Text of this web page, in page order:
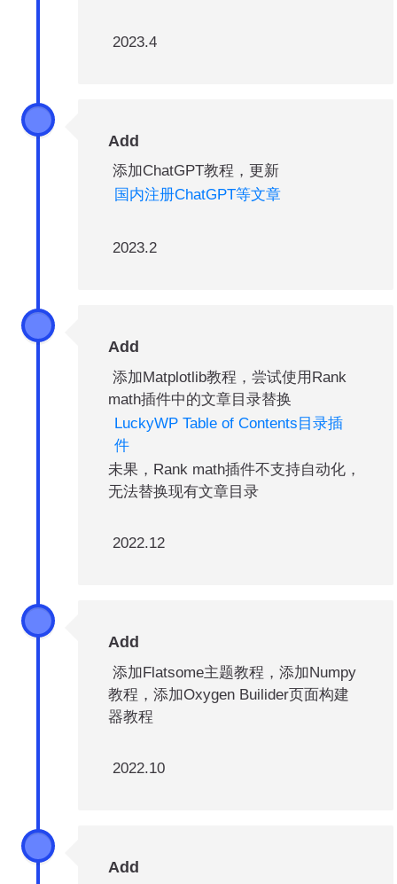
2023.4
Add
添加ChatGPT教程，更新
国内注册ChatGPT等文章
2023.2
Add
添加Matplotlib教程，尝试使用Rank
math插件中的文章目录替换
LuckyWP Table of Contents目录插
件
未果，Rank math插件不支持自动化，
无法替换现有文章目录
2022.12
Add
添加Flatsome主题教程，添加Numpy
教程，添加Oxygen Builider页面构建
器教程
2022.10
Add